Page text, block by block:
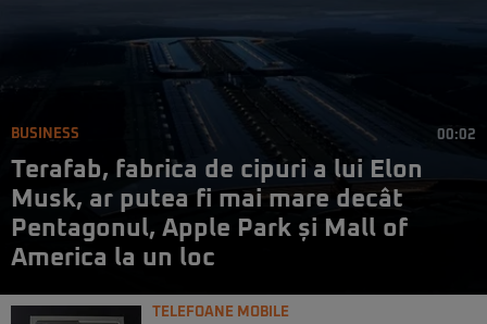
BUSINESS 00:02
Terafab, fabrica de cipuri a lui Elon
Musk, ar putea fi mai mare decât
Pentagonul, Apple Park și Mall of
America la un loc
TELEFOANE MOBILE